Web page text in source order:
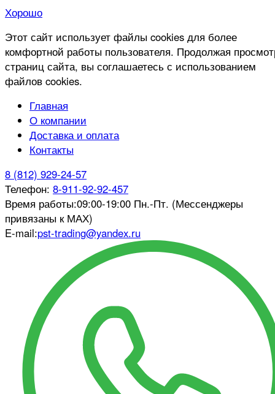
Хорошо
Этот сайт использует файлы cookies для более
комфортной работы пользователя. Продолжая
страниц сайта, вы соглашаетесь с использованием
файлов cookies.
Главная
О компании
Доставка и оплата
Контакты
8 (812) 929-24-57
Телефон: 8-911-92-92-457
Время работы:09:00-19:00 Пн.-Пт. (Мессенджеры
привязаны к МАХ)
E-mail:pst-trading@yandex.ru